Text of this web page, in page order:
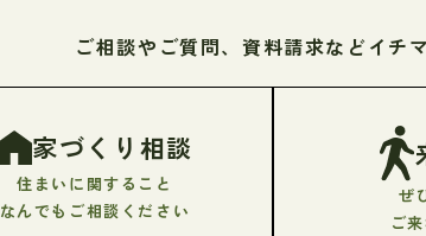
ご相談やご質問、資料請求などイチ
家づくり相談
住まいに関すること
なんでもご相談ください
ぜ
ご